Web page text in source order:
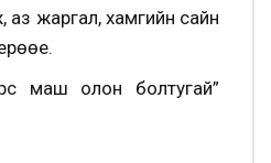
аз жаргал, хамгийн сайн
маш олон болтугай”